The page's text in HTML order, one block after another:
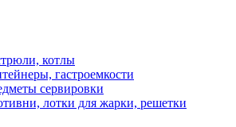
котлы
гастроемкости
сервировки
лотки для жарки, решетки